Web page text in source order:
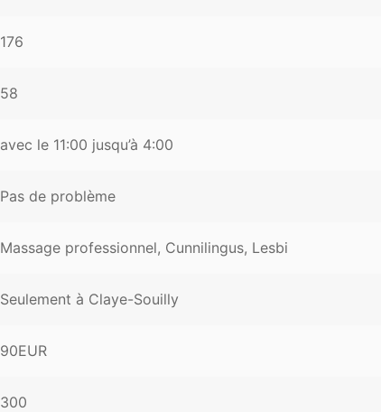
176
58
avec le 11:00 jusqu’à 4:00
Pas de problème
Massage professionnel, Cunnilingus, Lesbi
Seulement à Claye-Souilly
90EUR
300